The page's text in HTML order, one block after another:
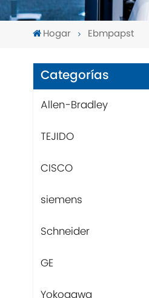
Hogar Ebmpapst
Categorías
Allen-Bradley
TEJIDO
CISCO
siemens
Schneider
GE